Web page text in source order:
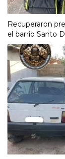
Recuperaron
el barrio Santo